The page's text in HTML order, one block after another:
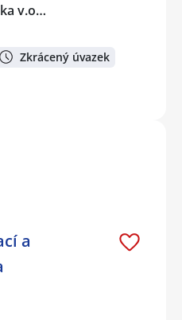
v.o…
Zkrácený úvazek
a